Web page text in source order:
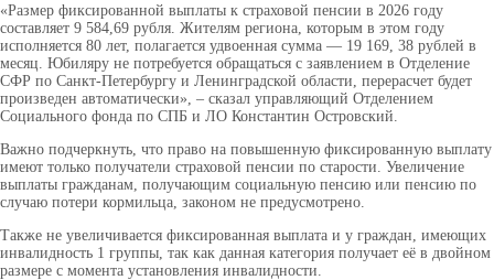
«Размер фиксированной выплаты к страховой пенсии в 2026 году
составляет 9 584,69 рубля. Жителям региона, которым в этом году
исполняется 80 лет, полагается удвоенная сумма — 19 169, 38 рублей в
месяц. Юбиляру не потребуется обращаться с заявлением в Отделение
СФР по Санкт-Петербургу и Ленинградской области, перерасчет будет
произведен автоматически», – сказал управляющий Отделением
Социального фонда по СПБ и ЛО Константин Островский.
Важно подчеркнуть, что право на повышенную фиксированную выплату
имеют только получатели страховой пенсии по старости. Увеличение
выплаты гражданам, получающим социальную пенсию или пенсию по
случаю потери кормильца, законом не предусмотрено.
Также не увеличивается фиксированная выплата и у граждан, имеющих
инвалидность 1 группы, так как данная категория получает её в двойном
размере с момента установления инвалидности.